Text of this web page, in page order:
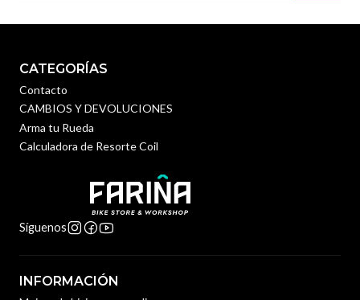
CATEGORÍAS
Contacto
CAMBIOS Y DEVOLUCIONES
Arma tu Rueda
Calculadora de Resorte Coil
Síguenos
INFORMACIÓN